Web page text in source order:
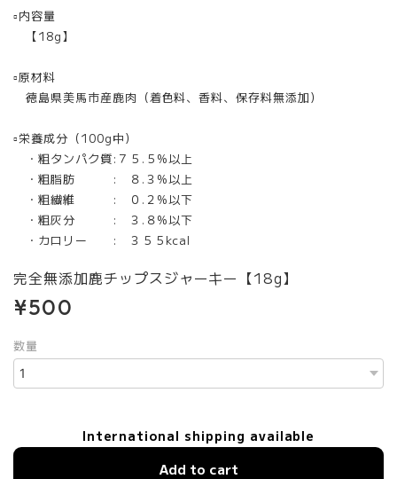
▫︎内容量
【18g】
▫︎原材料
徳島県美馬市産鹿肉（着色料、香料、保存料無添加）
▫︎栄養成分（100g中）
・粗タンパク質:７５.５%以上
・粗脂肪 : ８.３%以上
・粗繊維 : ０.２%以下
・粗灰分 : ３.８%以下
・カロリー : ３５５kcal
完全無添加鹿チップスジャーキー【18g】
¥500
数量
International shipping available
Add to cart